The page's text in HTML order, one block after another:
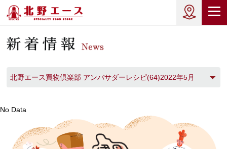
北野エース買物倶楽部 アンバサダーレシピ(64)2022年5月
No Data